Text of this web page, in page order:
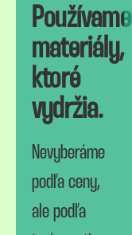
Používame
materiály,
ktoré
vydržia.
Nevyberáme
podľa ceny,
ale podľa